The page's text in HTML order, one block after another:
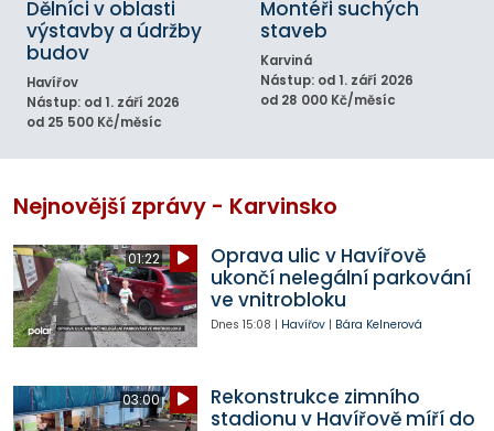
Dělníci v oblasti
výstavby a údržby
budov
Havířov
Nástup: od 1. září 2026
od 25 500 Kč/měsíc
Montéři suchých
staveb
Karviná
Nástup: od 1. září 2026
od 28 000 Kč/měsíc
Nejnovější zprávy - Karvinsko
01:22
Oprava ulic v Havířově
ukončí nelegální parkování
ve vnitrobloku
Dnes 15:08 | Havířov| Bára Kelnerová
03:00
Rekonstrukce zimního
stadionu v Havířově míří do